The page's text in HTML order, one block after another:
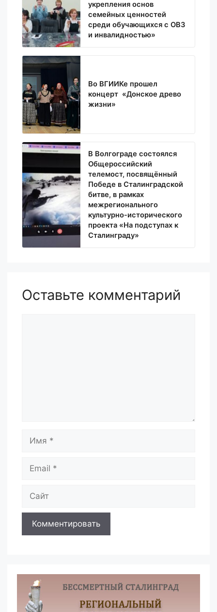
укрепления основ
семейных ценностей
среди обучающихся с ОВЗ
и инвалидностью»
Во ВГИИКе прошел
концерт «Донское древо
жизни»
В Волгограде состоялся
Общероссийский
телемост, посвящённый
Победе в Сталинградской
битве, в рамках
межрегионального
культурно-исторического
проекта «На подступах к
Сталинграду»
Оставьте комментарий